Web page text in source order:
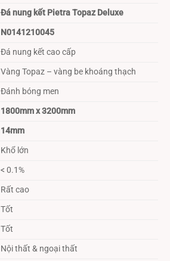
Đá nung kết Pietra Topaz Deluxe
N0141210045
Đá nung kết cao cấp
Vàng Topaz – vàng be khoáng thạch
Đánh bóng men
1800mm x 3200mm
14mm
Khổ lớn
< 0.1%
Rất cao
Tốt
Tốt
Nội thất & ngoại thất